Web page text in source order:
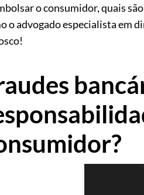
o consumidor, quais
o advogado especialista em